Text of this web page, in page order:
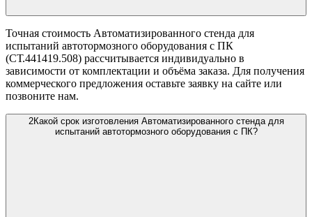
Точная стоимость Автоматизированного стенда для
испытаний автотормозного оборудования с ПК
(СТ.441419.508) рассчитывается индивидуально в
зависимости от комплектации и объёма заказа. Для получения
коммерческого предложения оставьте заявку на сайте или
позвоните нам.
2Какой срок изготовления Автоматизированного стенда для
испытаний автотормозного оборудования с ПК?